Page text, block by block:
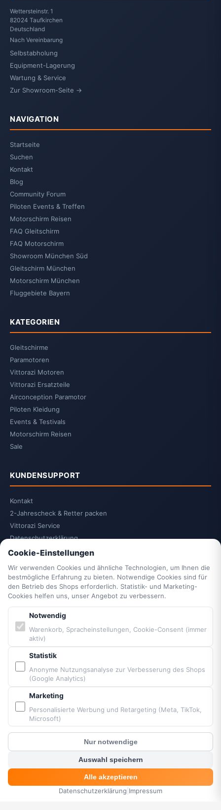
MENÜ SUCHE KORB
Wettersteinstr. 1
82024 Taufkirchen
Deutschland
Nach Vereinbarung
Selbstabholung
Equipment-Lagerung
Wartung & Service
Zur Showroom-Seite →
NAVIGATION
Startseite
Suchen
Kontakt
Blog
Community Forum
Piloten Events & Treffen
Motorschirm Reisen
FAQ Gleitschirm
FAQ Motorschirm
Showroom München Süd
Gleitschirm München
Motorschirm München
Fluggebiete Bayern
KATEGORIEN
Gleitschirme
Paramotoren
Vittorazi Motoren
Vittorazi Ersatzteile
Airconception Paramotor
Piloten Kleidung
Events & Testivals
Motorschirm Reisen
Sale
KUNDENSUPPORT
Kontakt
2-Jahrescheck & Retter packen
Vittorazi Service
Datenschutzerklärung
AGB
Vertrag widerrufen
Impressum
Cookie-Einstellungen
Barrierefreiheit
Sitemap
PARTNER & MARKEN
Vittorazi Motoren MY25
Airconception
Apco Aviation
Ozone
Dudek
MacPara
? Kunden Chat
Cookie-Einstellungen
Wir verwenden Cookies und ähnliche Technologien, um Ihnen die
bestmögliche Erfahrung zu bieten. Notwendige Cookies sind für
den Betrieb des Shops erforderlich. Statistik- und Marketing-
Cookies helfen uns, unser Angebot zu verbessern.
Notwendig
Warenkorb, Spracheinstellungen, Cookie-Consent (immer
aktiv)
Statistik
Anonyme Nutzungsanalyse zur Verbesserung des Shops
(Google Analytics)
Marketing
Personalisierte Werbung und Retargeting (Meta, TikTok,
Microsoft)
Nur notwendige
Auswahl speichern
Alle akzeptieren
Datenschutzerklärung Impressum